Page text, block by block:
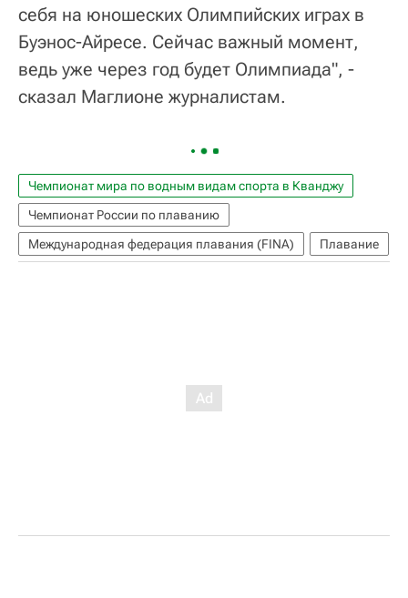
себя на юношеских Олимпийских играх в
Буэнос-Айресе. Сейчас важный момент,
ведь уже через год будет Олимпиада", -
сказал Маглионе журналистам.
Чемпионат мира по водным видам спорта в Кванджу
Чемпионат России по плаванию
Международная федерация плавания (FINA)
Плавание